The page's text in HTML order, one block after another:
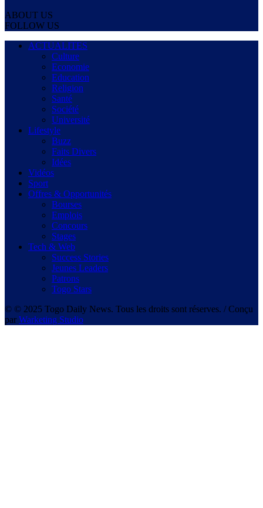
ABOUT US
FOLLOW US
ACTUALITES
Culture
Economie
Education
Religion
Santé
Société
Université
Lifestyle
Buzz
Faits Divers
Idées
Vidéos
Sport
Offres & Opportunités
Bourses
Emplois
Concours
Stages
Tech & Web
Success Stories
Jeunes Leaders
Patrons
Togo Stars
© © 2025 Togo Daily News. Tous les droits sont réserves. / Conçu
par Warketing Studio